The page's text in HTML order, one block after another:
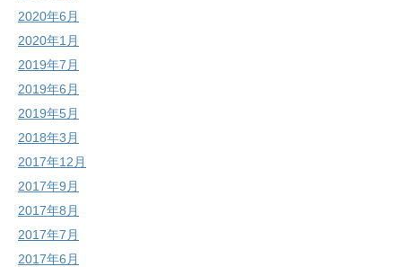
2020年6月
2020年1月
2019年7月
2019年6月
2019年5月
2018年3月
2017年12月
2017年9月
2017年8月
2017年7月
2017年6月